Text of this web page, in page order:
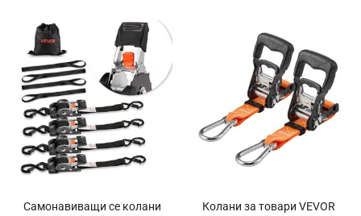
Самонавиващи се колани
Колани за товари VEVOR